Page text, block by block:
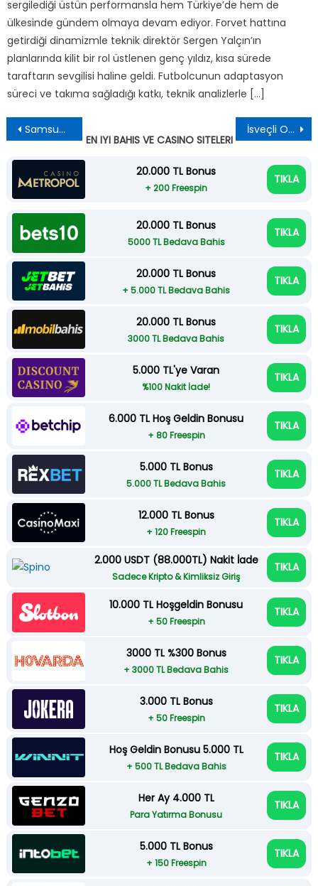
sergilediği üstün performansla hem Türkiye’de hem de
ülkesinde gündem olmaya devam ediyor. Forvet hattına
getirdiği dinamizmle teknik direktör Sergen Yalçın’ın
planlarında kilit bir rol üstlenen genç yıldız, kısa sürede
taraftarın sevgilisi haline geldi. Futbolcunun adaptasyon
süreci ve takıma sağladığı katkı, teknik analizlerle […]
Yazı
gezinmesi
Samsunspor’dan Galatasaray’a: Eyüp Aydın’ın Dönüş Hikayesi İsveçli Orta Sahacı Svanberg’in Galatasaray’a Transferi Beklentiyi Artırıyor
EN IYI BAHIS VE CASINO SITELERI
20.000 TL Bonus
+ 200 Freespin
TIKLA
20.000 TL Bonus
5000 TL Bedava Bahis
TIKLA
20.000 TL Bonus
+ 5.000 TL Bedava Bahis
TIKLA
20.000 TL Bonus
3000 TL Bedava Bahis
TIKLA
5.000 TL'ye Varan
%100 Nakit İade!
TIKLA
6.000 TL Hoş Geldin Bonusu
+ 80 Freespin
TIKLA
5.000 TL Bonus
5.000 TL Bedava Bahis
TIKLA
12.000 TL Bonus
+ 120 Freespin
TIKLA
2.000 USDT (88.000TL) Nakit İade
Sadece Kripto & Kimliksiz Giriş
TIKLA
10.000 TL Hoşgeldin Bonusu
+ 50 Freespin
TIKLA
3000 TL %300 Bonus
+ 3000 TL Bedava Bahis
TIKLA
3.000 TL Bonus
+ 50 Freespin
TIKLA
Hoş Geldin Bonusu 5.000 TL
+ 500 TL Bedava Bahis
TIKLA
Her Ay 4.000 TL
Para Yatırma Bonusu
TIKLA
5.000 TL Bonus
+ 150 Freespin
TIKLA